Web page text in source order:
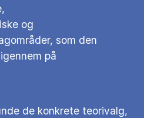
og
som den
på
de konkrete teorivalg,